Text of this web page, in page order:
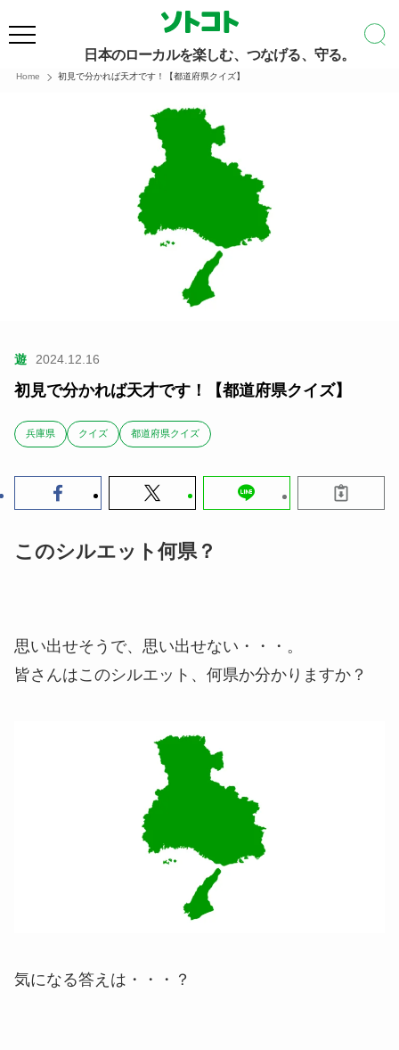
日本のローカルを楽しむ、つなげる、守る。
Home 初見で分かれば天才です！【都道府県クイズ】
遊 2024.12.16
初見で分かれば天才です！【都道府県クイズ】
兵庫県 クイズ 都道府県クイズ
このシルエット何県？
思い出せそうで、思い出せない・・・。
皆さんはこのシルエット、何県か分かりますか？
気になる答えは・・・？